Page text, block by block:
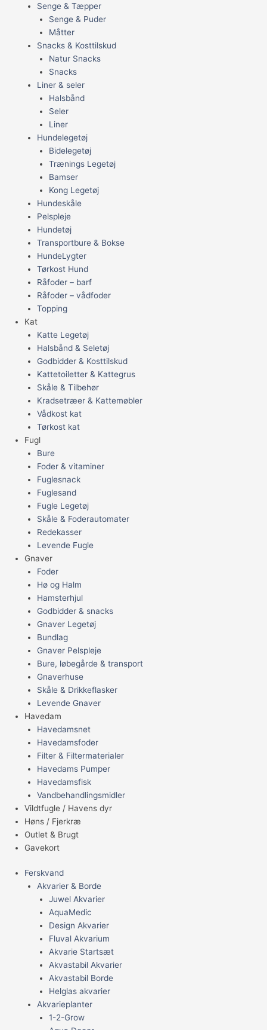
Senge & Tæpper
Senge & Puder
Måtter
Snacks & Kosttilskud
Natur Snacks
Snacks
Liner & seler
Halsbånd
Seler
Liner
Hundelegetøj
Bidelegetøj
Trænings Legetøj
Bamser
Kong Legetøj
Hundeskåle
Pelspleje
Hundetøj
Transportbure & Bokse
HundeLygter
Tørkost Hund
Råfoder – barf
Råfoder – vådfoder
Topping
Kat
Katte Legetøj
Halsbånd & Seletøj
Godbidder & Kosttilskud
Kattetoiletter & Kattegrus
Skåle & Tilbehør
Kradsetræer & Kattemøbler
Vådkost kat
Tørkost kat
Fugl
Bure
Foder & vitaminer
Fuglesnack
Fuglesand
Fugle Legetøj
Skåle & Foderautomater
Redekasser
Levende Fugle
Gnaver
Foder
Hø og Halm
Hamsterhjul
Godbidder & snacks
Gnaver Legetøj
Bundlag
Gnaver Pelspleje
Bure, løbegårde & transport
Gnaverhuse
Skåle & Drikkeflasker
Levende Gnaver
Havedam
Havedamsnet
Havedamsfoder
Filter & Filtermaterialer
Havedams Pumper
Havedamsfisk
Vandbehandlingsmidler
Vildtfugle / Havens dyr
Høns / Fjerkræ
Outlet & Brugt
Gavekort
Ferskvand
Akvarier & Borde
Juwel Akvarier
AquaMedic
Design Akvarier
Fluval Akvarium
Akvarie Startsæt
Akvastabil Akvarier
Akvastabil Borde
Helglas akvarier
Akvarieplanter
1-2-Grow